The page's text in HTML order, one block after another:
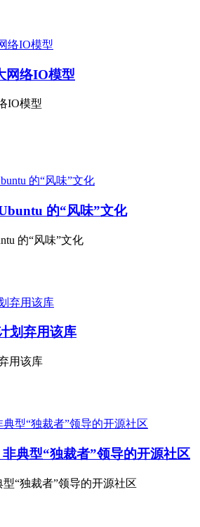
网络IO模型
IO模型
的“风味”文化
的“风味”文化
划弃用该库
用该库
典型“独裁者”领导的开源社区
“独裁者”领导的开源社区